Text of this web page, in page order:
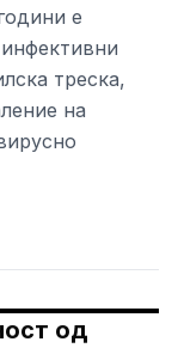
е
треска,
на
од